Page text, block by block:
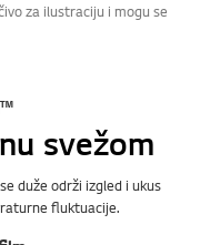
za ilustraciju i mogu se
svežom
duže održi izgled i ukus
fluktuacije.